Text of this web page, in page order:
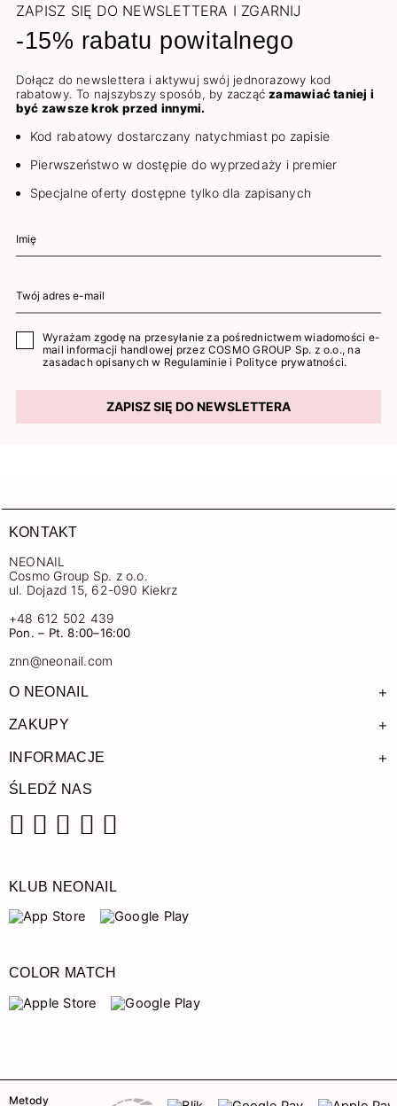
ZAPISZ SIĘ DO NEWSLETTERA I ZGARNIJ
-15% rabatu powitalnego
Dołącz do newslettera i aktywuj swój jednorazowy kod
rabatowy. To najszybszy sposób, by zacząćzamawiać taniej i
być zawsze krok przed innymi.
Kod rabatowy dostarczany natychmiast po zapisie
Pierwszeństwo w dostępie do wyprzedaży i premier
Specjalne oferty dostępne tylko dla zapisanych
Wyrażam zgodę na przesyłanie za pośrednictwem wiadomości e-
mail informacji handlowej przez COSMO GROUP Sp. z o.o., na
zasadach opisanych w Regulaminie i Polityce prywatności.
ZAPISZ SIĘ DO NEWSLETTERA
KONTAKT
NEONAIL
Cosmo Group Sp. z o.o.
ul. Dojazd 15, 62-090 Kiekrz
+48 612 502 439
Pon. – Pt. 8:00–16:00
znn@neonail.com
O NEONAIL +
ZAKUPY +
INFORMACJE +
ŚLEDŹ NAS
KLUB NEONAIL
COLOR MATCH
Metody